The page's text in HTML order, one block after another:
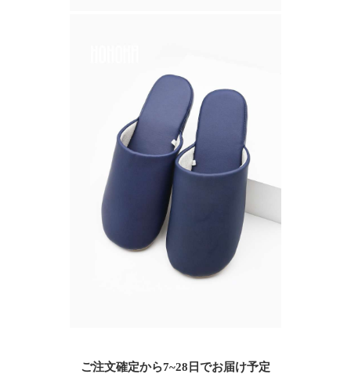
ご注文確定から7~28日でお届け予定